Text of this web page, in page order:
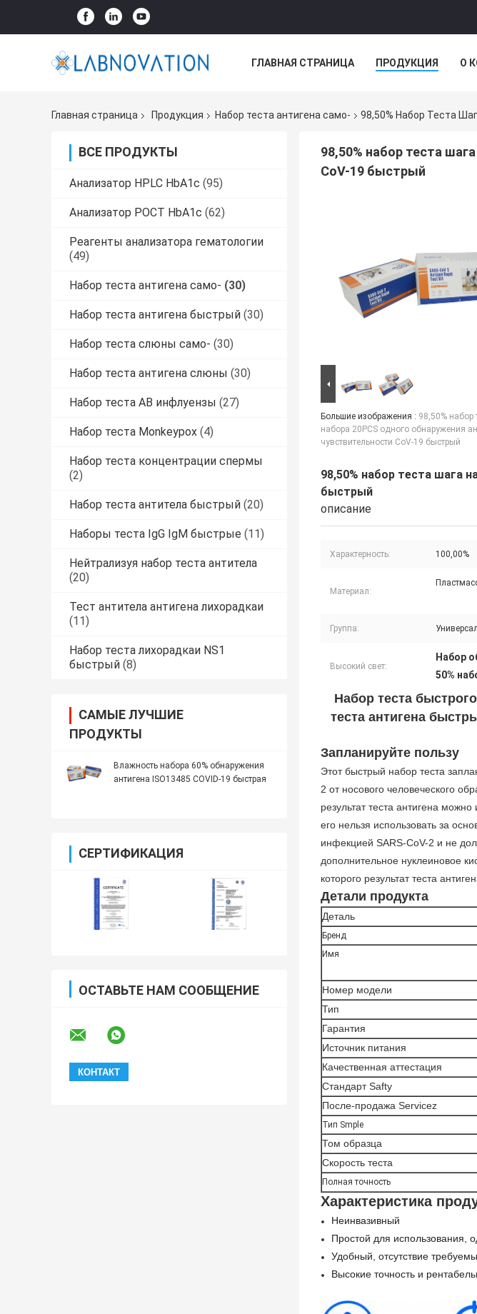
ГЛАВНАЯ СТРАНИЦА ПРОДУКЦИЯ О
Главная страница
Продукция Набор теста антигена само- 98,50% Набор Теста
ВСЕ ПРОДУКТЫ
Анализатор HPLC HbA1c (95)
Анализатор POCT HbA1c (62)
Реагенты анализатора гематологии
(49)
Набор теста антигена само- (30)
Набор теста антигена быстрый (30)
Набор теста слюны само- (30)
Набор теста антигена слюны (30)
Набор теста AB инфлуензы (27)
Набор теста Monkeypox (4)
Набор теста концентрации спермы
(2)
Набор теста антитела быстрый (20)
Наборы теста IgG IgM быстрые (11)
Нейтрализуя набор теста антитела
(20)
Тест антитела антигена лихорадкаи
(11)
Набор теста лихорадкаи NS1
быстрый (8)
САМЫЕ ЛУЧШИЕ
ПРОДУКТЫ
Влажность набора 60% обнаружения
антигена ISO13485 COVID-19 быстрая
СЕРТИФИКАЦИЯ
ОСТАВЬТЕ НАМ СООБЩЕНИЕ
98,50% набор теста
CoV-19 быстрый
Большие изображения : 98,50% набор
набора 20PCS одного обнаружения
чувствительности CoV-19 быстрый
98,50% набор теста шага
быстрый
описание
Характерность: 100,00%
Материал:
Группа:
Высокий свет:
Набор
50%
Набор теста
теста антигена
Запланируйте пользу
Этот быстрый набор теста
2 от носового человеческого
результат теста антигена
его нельзя использовать за
инфекцией SARS-CoV-2 и не
дополнительное нуклеиновое
которого результат теста
Детали продукта
Деталь
Бренд
Имя
Номер модели
Тип
Гарантия
Источник питания
Качественная аттестация
Стандарт Safty
После-продажа Servicez
Тип Smple
Том образца
Скорость теста
Полная точность
Характеристика
Неинвазивный
Простой для использования,
Удобный, отсутствие
Высокие точность и